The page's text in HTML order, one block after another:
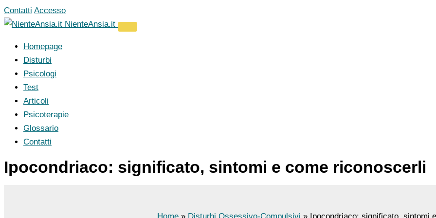
Vai
al
Contatti Accesso
NienteAnsia.it
Homepage
Disturbi
Psicologi
Test
Articoli
Psicoterapie
Glossario
Contatti
Ipocondriaco: significato, sintomi e come riconoscerli
Home Disturbi Ossessivo-Compulsivi
Ipocondriaco: significato, sintomi